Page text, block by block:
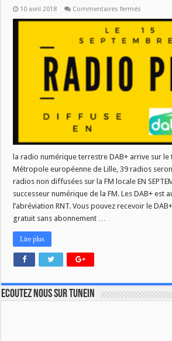
10 avril 2018 Commentaires fermés
PLUS
ARRIVE
EN
SEPTEMBRE
la radio numérique terrestre DAB+ arrive sur
Métropole européenne de Lille, 39 radios
radios non diffusées sur la FM locale EN
successeur numérique de la FM. Les DAB+ est
l’abréviation RNT. Vous pouvez recevoir le
gratuit sans abonnement …
Lire plus
Ecoutez nous sur TuneIn